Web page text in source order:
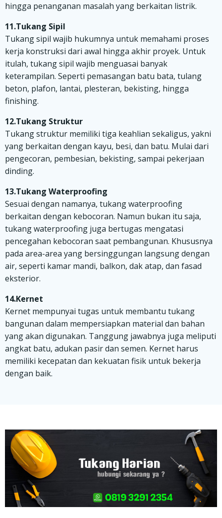
hingga penanganan masalah yang berkaitan listrik.
11.Tukang Sipil
Tukang sipil wajib hukumnya untuk memahami proses
kerja konstruksi dari awal hingga akhir proyek. Untuk
itulah, tukang sipil wajib menguasai banyak
keterampilan. Seperti pemasangan batu bata, tulang
beton, plafon, lantai, plesteran, bekisting, hingga
finishing.
12.Tukang Struktur
Tukang struktur memiliki tiga keahlian sekaligus, yakni
yang berkaitan dengan kayu, besi, dan batu. Mulai dari
pengecoran, pembesian, bekisting, sampai pekerjaan
dinding.
13.Tukang Waterproofing
Sesuai dengan namanya, tukang waterproofing
berkaitan dengan kebocoran. Namun bukan itu saja,
tukang waterproofing juga bertugas mengatasi
pencegahan kebocoran saat pembangunan. Khususnya
pada area-area yang bersinggungan langsung dengan
air, seperti kamar mandi, balkon, dak atap, dan fasad
eksterior.
14.Kernet
Kernet mempunyai tugas untuk membantu tukang
bangunan dalam mempersiapkan material dan bahan
yang akan digunakan. Tanggung jawabnya juga meliputi
angkat batu, adukan pasir dan semen. Kernet harus
memiliki kecepatan dan kekuatan fisik untuk bekerja
dengan baik.